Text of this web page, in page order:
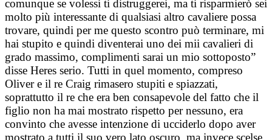
comunque se volessi ti distruggerei, ma ti risparmierò sei
molto più interessante di qualsiasi altro cavaliere possa
trovare, quindi per me questo scontro può terminare, mi
hai stupito e quindi diventerai uno dei mii cavalieri di
grado massimo, complimenti sarai un mio sottoposto”
disse Heres serio. Tutti in quel momento, compreso
Oliver e il re Craig rimasero stupiti e spiazzati,
soprattutto il re che era ben consapevole del fatto che il
figlio non ha mai mostrato rispetto per nessuno, era
convinto che avesse intenzione di ucciderlo dopo aver